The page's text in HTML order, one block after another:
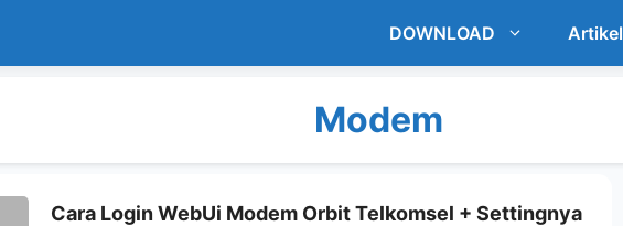
DOWNLOAD Artikel
Modem
Cara Login WebUi Modem Orbit Telkomsel + Settingnya